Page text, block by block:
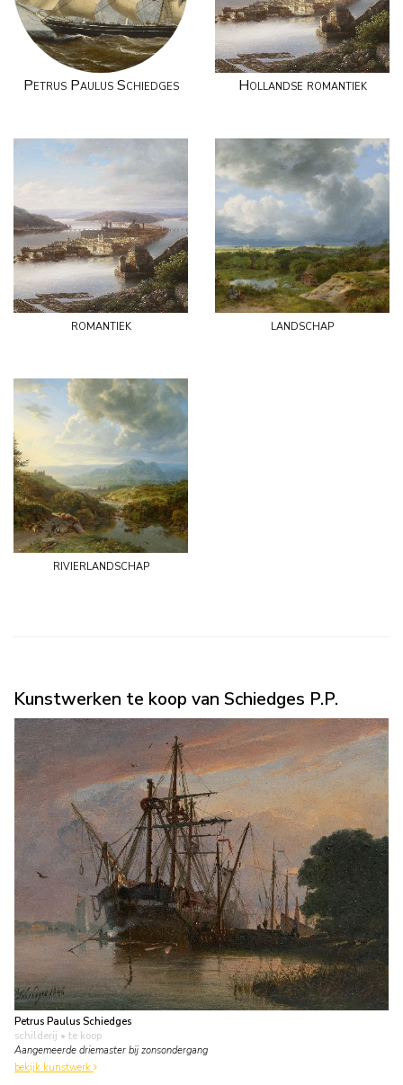
Petrus Paulus Schiedges Hollandse romantiek
romantiek landschap
rivierlandschap
Kunstwerken te koop van Schiedges P.P.
Petrus Paulus Schiedges
schilderij • te koop
Aangemeerde driemaster bij zonsondergang
bekijk kunstwerk